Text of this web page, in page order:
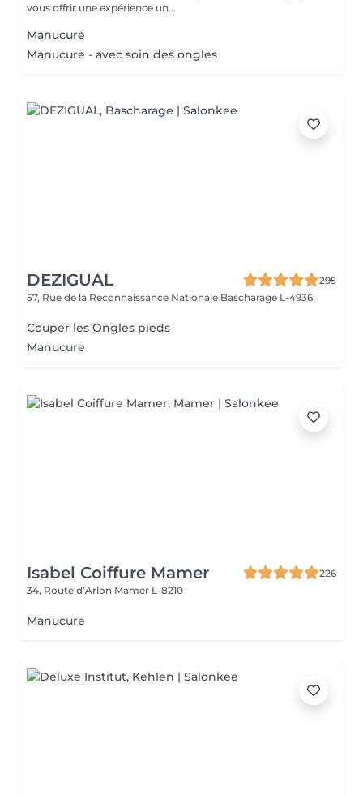
vous offrir une expérience un...
Manucure
Manucure - avec soin des ongles
DEZIGUAL
295
57, Rue de la Reconnaissance Nationale Bascharage L-4936
Couper les Ongles pieds
Manucure
Isabel Coiffure Mamer
226
34, Route d’Arlon Mamer L-8210
Manucure